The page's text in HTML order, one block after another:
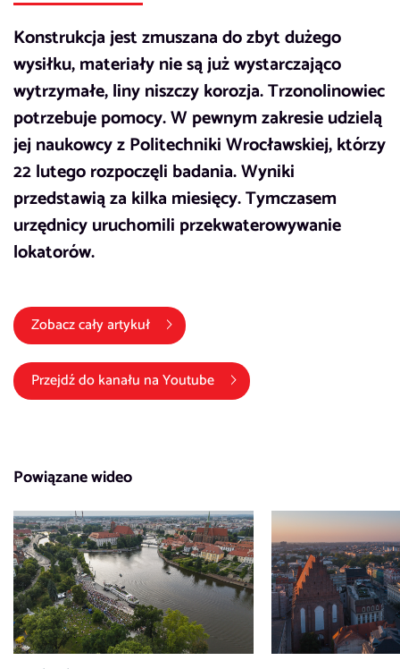
Konstrukcja jest zmuszana do zbyt dużego
wysiłku, materiały nie są już wystarczająco
wytrzymałe, liny niszczy korozja. Trzonolinowiec
potrzebuje pomocy. W pewnym zakresie udzielą
jej naukowcy z Politechniki Wrocławskiej, którzy
22 lutego rozpoczęli badania. Wyniki
przedstawią za kilka miesięcy. Tymczasem
urzędnicy uruchomili przekwaterowywanie
lokatorów.
Zobacz cały artykuł
Przejdź do kanału naYoutube(link otwiera się w nowym
Powiązane wideo